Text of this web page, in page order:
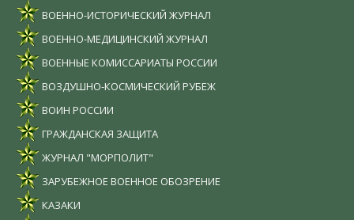
ВОЕННО-ИСТОРИЧЕСКИЙ ЖУРНАЛ
ВОЕННО-МЕДИЦИНСКИЙ ЖУРНАЛ
ВОЕННЫЕ КОМИССАРИАТЫ РОССИИ
ВОЗДУШНО-КОСМИЧЕСКИЙ РУБЕЖ
ВОИН РОССИИ
ГРАЖДАНСКАЯ ЗАЩИТА
ЖУРНАЛ "МОРПОЛИТ"
ЗАРУБЕЖНОЕ ВОЕННОЕ ОБОЗРЕНИЕ
КАЗАКИ